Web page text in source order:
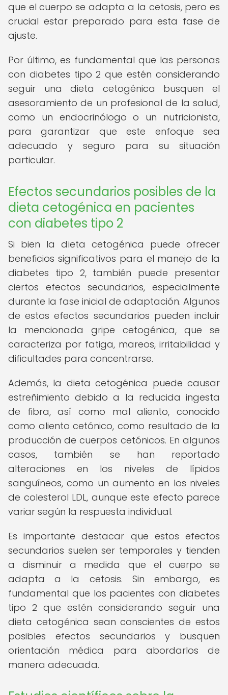
que el cuerpo se adapta a la cetosis, pero es
crucial estar preparado para esta fase de
ajuste.
Por último, es fundamental que las personas
con diabetes tipo 2 que estén considerando
seguir una dieta cetogénica busquen el
asesoramiento de un profesional de la salud,
como un endocrinólogo o un nutricionista,
para garantizar que este enfoque sea
adecuado y seguro para su situación
particular.
Efectos secundarios posibles de la
dieta cetogénica en pacientes
con diabetes tipo 2
Si bien la dieta cetogénica puede ofrecer
beneficios significativos para el manejo de la
diabetes tipo 2, también puede presentar
ciertos efectos secundarios, especialmente
durante la fase inicial de adaptación. Algunos
de estos efectos secundarios pueden incluir
la mencionada gripe cetogénica, que se
caracteriza por fatiga, mareos, irritabilidad y
dificultades para concentrarse.
Además, la dieta cetogénica puede causar
estreñimiento debido a la reducida ingesta
de fibra, así como mal aliento, conocido
como aliento cetónico, como resultado de la
producción de cuerpos cetónicos. En algunos
casos, también se han reportado
alteraciones en los niveles de lípidos
sanguíneos, como un aumento en los niveles
de colesterol LDL, aunque este efecto parece
variar según la respuesta individual.
Es importante destacar que estos efectos
secundarios suelen ser temporales y tienden
a disminuir a medida que el cuerpo se
adapta a la cetosis. Sin embargo, es
fundamental que los pacientes con diabetes
tipo 2 que estén considerando seguir una
dieta cetogénica sean conscientes de estos
posibles efectos secundarios y busquen
orientación médica para abordarlos de
manera adecuada.